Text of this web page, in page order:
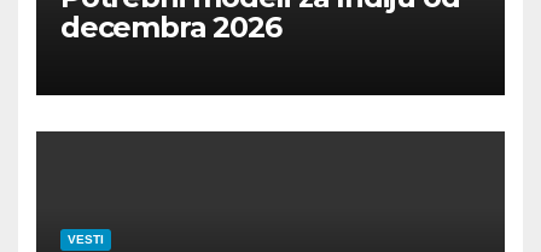
decembra 2026
VESTI